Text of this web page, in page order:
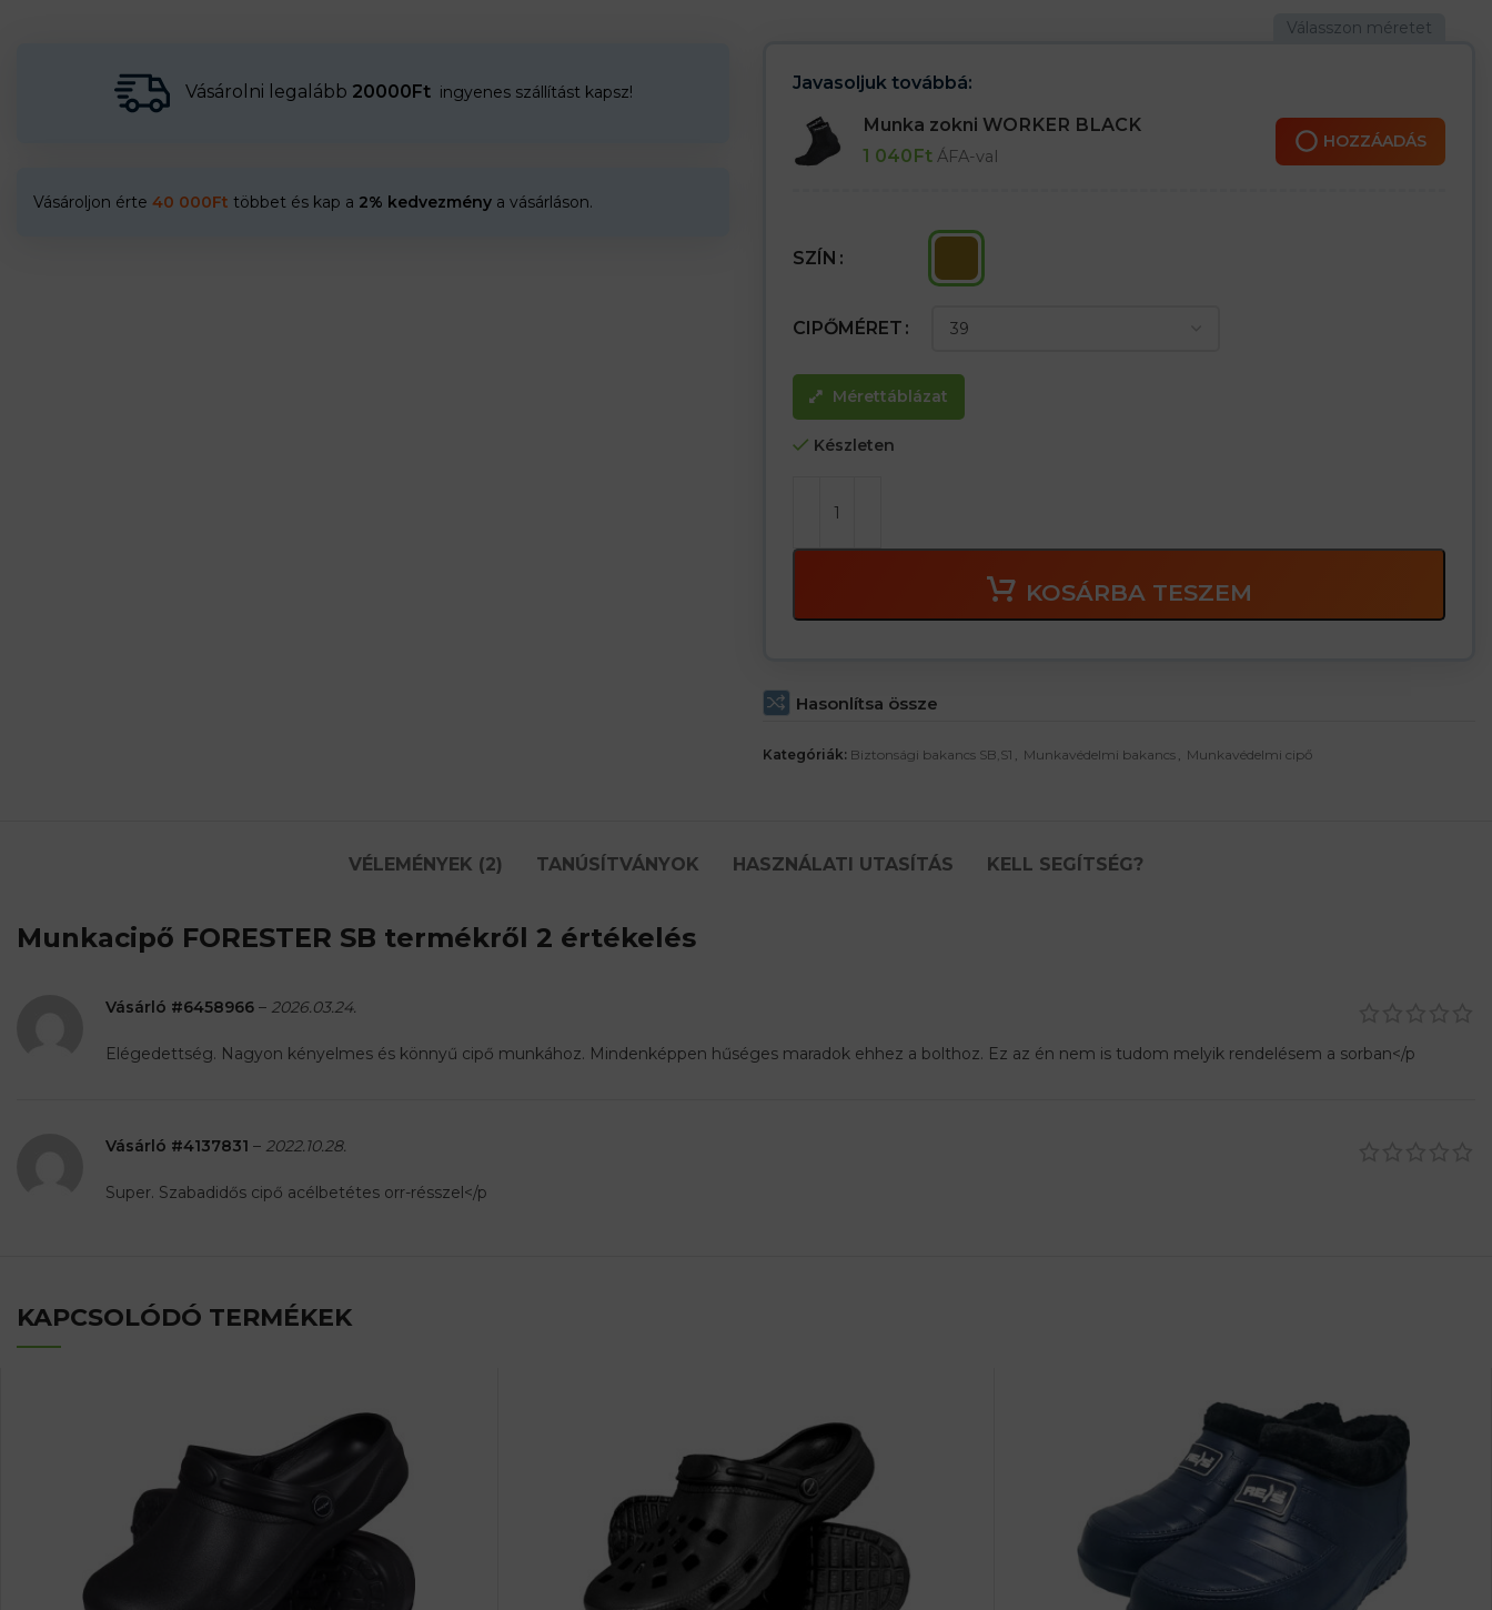
Vásárolni legalább 20000Ft ingyenes szállítást kapsz!
Vásároljon érte 40 000Ft többet és kap a 2% kedvezmény a vásárláson.
– Megerősítés a cipő felső részén és a sarokrészen marhabőrrel – biztosítja a tartósságot és a
– Akár 200 J energiájú ütéseknek és 15 kN nyomásig ellenálló acél orr
– SB E SRA kategória
Javasoljuk továbbá:
Munka zokni WORKER BLACK
1 040Ft ÁFA-val
HOZZÁADÁS
SZÍN
CIPŐMÉRET
Mérettáblázat
Készleten
KOSÁRBA TESZEM
Hasonlítsa össze
Kategóriák: Biztonsági bakancs SB,S1 , Munkavédelmi bakancs , Munkavédelmi cipő
VÉLEMÉNYEK (2) TANÚSÍTVÁNYOK HASZNÁLATI UTASÍTÁS KELL SEGÍTSÉG?
Munkacipő FORESTER SB termékről 2 értékelés
Vásárló #6458966 – 2026.03.24.
Elégedettség. Nagyon kényelmes és könnyű cipő munkához. Mindenképpen hűséges maradok ehhez a bolthoz. Ez az én nem is tudom melyik rendelésem a sorban</p
Vásárló #4137831 – 2022.10.28.
Super. Szabadidős cipő acélbetétes orr-résszel</p
KAPCSOLÓDÓ TERMÉKEK